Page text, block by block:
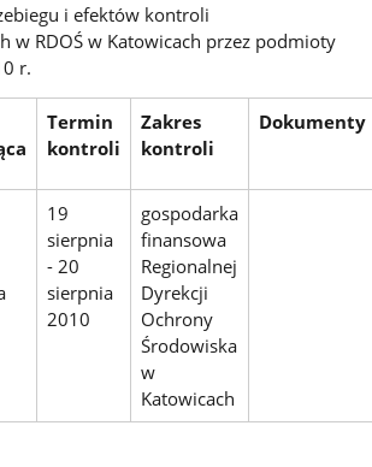
i efektów kontroli
w RDOŚ w Katowicach przez podmioty
r.
Termin
kontroli
Zakres
kontroli
Dokumenty
19
sierpnia
- 20
sierpnia
2010
gospodarka
finansowa
Regionalnej
Dyrekcji
Ochrony
Środowiska
w
Katowicach